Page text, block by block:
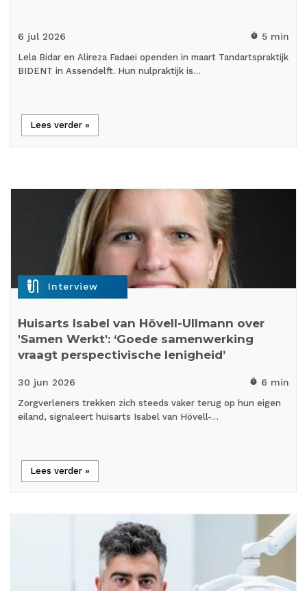
6 jul 2026 timer 5 min
Lela Bidar en Alireza Fadaei openden in maart Tandartspraktijk
BIDENT in Assendelft. Hun nulpraktijk is…
Lees verder »
mic_external_on Interview
Huisarts Isabel van Hövell-Ullmann over
'Samen Werkt': ‘Goede samenwerking
vraagt perspectivische lenigheid’
30 jun 2026 timer 6 min
Zorgverleners trekken zich steeds vaker terug op hun eigen
eiland, signaleert huisarts Isabel van Hövell-…
Lees verder »